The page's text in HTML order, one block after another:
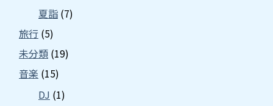
夏詣 (7)
旅行 (5)
未分類 (19)
音楽 (15)
DJ (1)